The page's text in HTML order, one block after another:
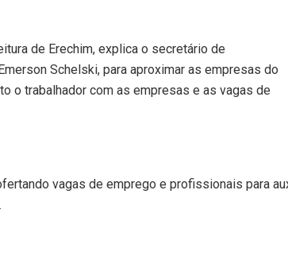
de Erechim, explica o secretário de
Schelski, para aproximar as empresas do
o trabalhador com as empresas e as vagas de
vagas de emprego e profissionais para